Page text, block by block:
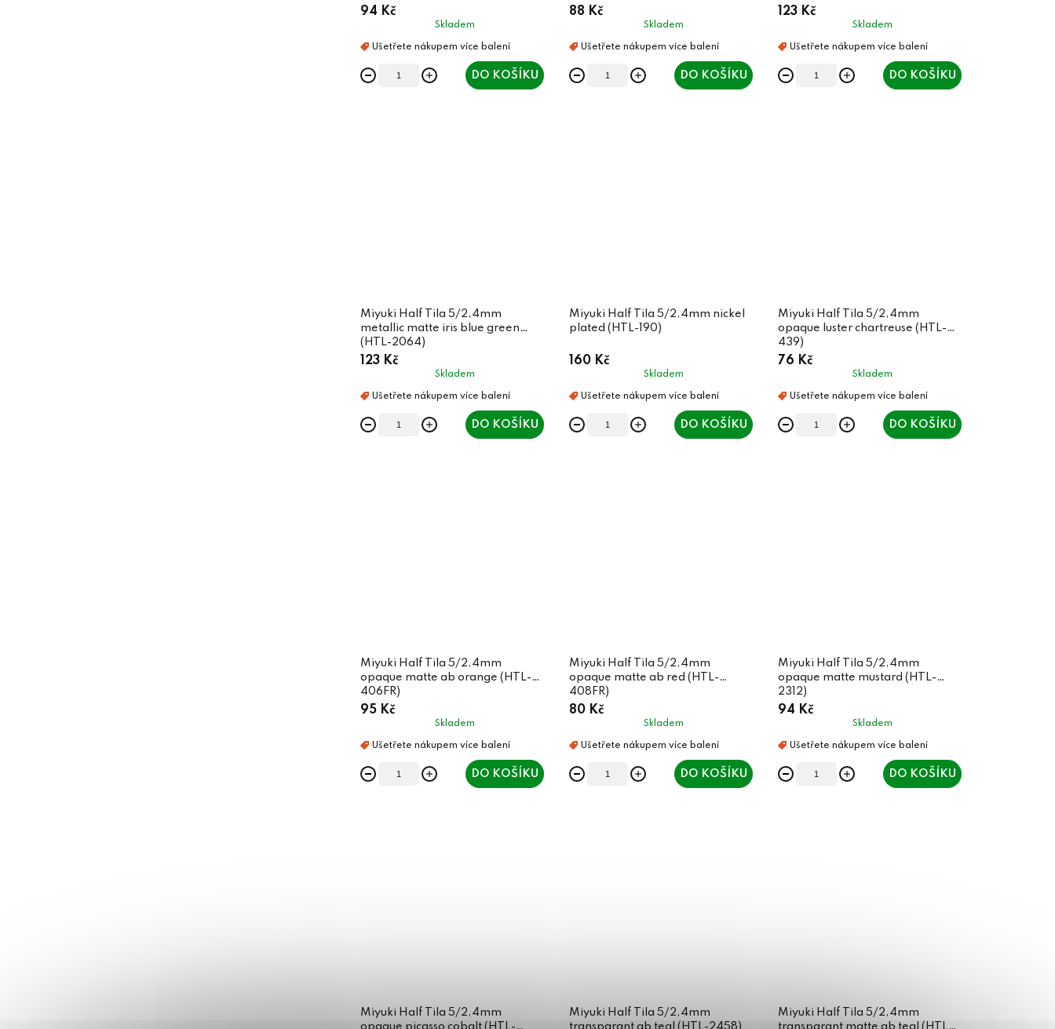
94 Kč
Skladem
DO KOŠÍKU
88 Kč
Skladem
DO KOŠÍKU
123 Kč
Skladem
DO KOŠÍKU
Miyuki Half Tila 5/2,4mm
metallic matte iris blue green
(HTL-2064)
123 Kč
Skladem
DO KOŠÍKU
Miyuki Half Tila 5/2,4mm nickel
plated (HTL-190)
160 Kč
Skladem
DO KOŠÍKU
Miyuki Half Tila 5/2,4mm
opaque luster chartreuse (HTL-
439)
76 Kč
Skladem
DO KOŠÍKU
Miyuki Half Tila 5/2,4mm
opaque matte ab orange (HTL-
406FR)
95 Kč
Skladem
DO KOŠÍKU
Miyuki Half Tila 5/2,4mm
opaque matte ab red (HTL-
408FR)
80 Kč
Skladem
DO KOŠÍKU
Miyuki Half Tila 5/2,4mm
opaque matte mustard (HTL-
2312)
94 Kč
Skladem
DO KOŠÍKU
Miyuki Half Tila 5/2,4mm
Miyuki Half Tila 5/2,4mm
Miyuki Half Tila 5/2,4mm